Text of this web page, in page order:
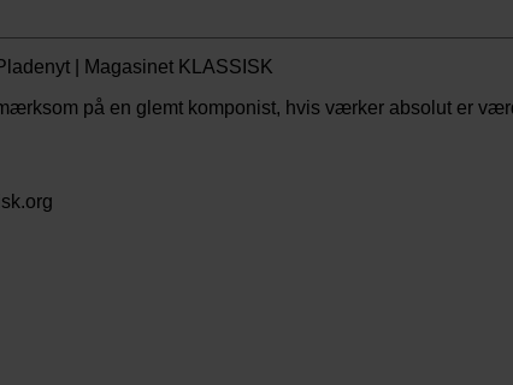
på en glemt komponist, hvis værker absolut er